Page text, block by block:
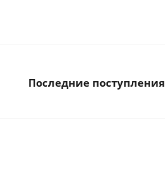
Последние поступления